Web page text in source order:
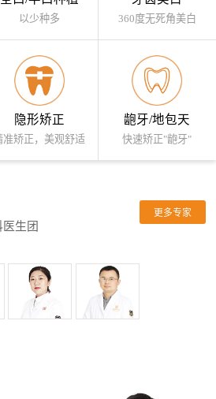
以少种多 360度无死角美白
隐形矫正
准矫正，美观舒适
龅牙/地包天
快速矫正"龅牙"
生团
更多专家